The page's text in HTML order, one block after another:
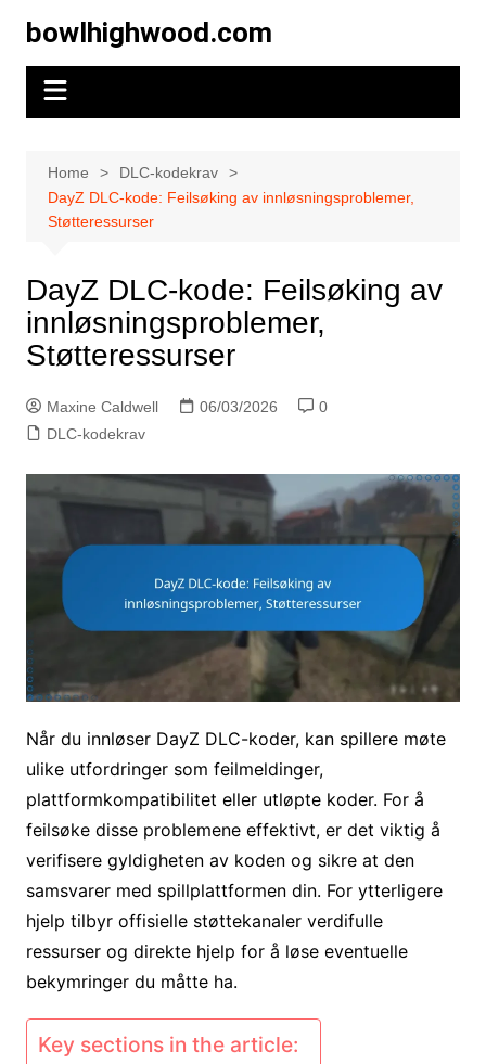
content
bowlhighwood.com
Home
DLC-kodekrav
DayZ DLC-kode: Feilsøking av innløsningsproblemer,
Støtteressurser
DayZ DLC-kode: Feilsøking av
innløsningsproblemer,
Støtteressurser
Maxine Caldwell 06/03/2026
0
DLC-kodekrav
Når du innløser DayZ DLC-koder, kan spillere møte
ulike utfordringer som feilmeldinger,
plattformkompatibilitet eller utløpte koder. For å
feilsøke disse problemene effektivt, er det viktig å
verifisere gyldigheten av koden og sikre at den
samsvarer med spillplattformen din. For ytterligere
hjelp tilbyr offisielle støttekanaler verdifulle
ressurser og direkte hjelp for å løse eventuelle
bekymringer du måtte ha.
Key sections in the article: